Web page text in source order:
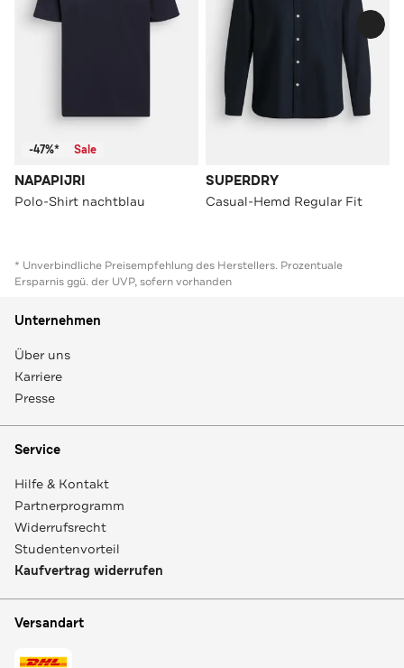
-47%* Sale
NAPAPIJRI
Polo-Shirt nachtblau
SUPERDRY
Casual-Hemd Regular Fit
* Unverbindliche Preisempfehlung des Herstellers. Prozentuale
Ersparnis ggü. der UVP, sofern vorhanden
Unternehmen
Über uns
Karriere
Presse
Service
Hilfe & Kontakt
Partnerprogramm
Widerrufsrecht
Studentenvorteil
Kaufvertrag widerrufen
Versandart